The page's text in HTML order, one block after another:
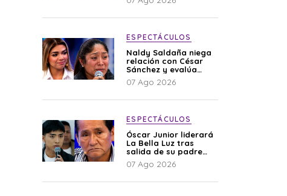
se han editado”
ESPECTÁCULOS
Naldy Saldaña niega
relación con César
Sánchez y evalúa
denunciar a su
esposa: “Es una
07 Ago 2026
ESPECTÁCULOS
Óscar Junior liderará
La Bella Luz tras
salida de su padre
por polémica con
Naldy Saldaña
07 Ago 2026